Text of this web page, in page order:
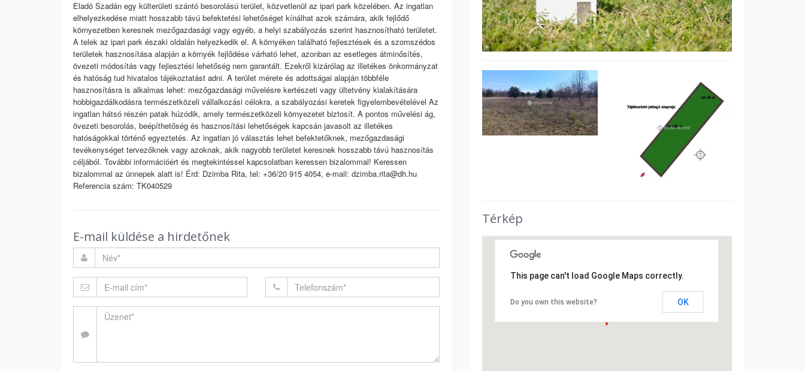
Eladó Szadán egy külterületi szántó besorolású terület, közvetlenül az ipari park közelében. Az ingatlan
elhelyezkedése miatt hosszabb távú befektetési lehetőséget kínálhat azok számára, akik fejlődő
környezetben keresnek mezőgazdasági vagy egyéb, a helyi szabályozás szerint hasznosítható területet.
A telek az ipari park északi oldalán helyezkedik el. A környéken található fejlesztések és a szomszédos
területek hasznosítása alapján a környék fejlődése várható lehet, azonban az esetleges átminősítés,
övezeti módosítás vagy fejlesztési lehetőség nem garantált. Ezekről kizárólag az illetékes önkormányzat
és hatóság tud hivatalos tájékoztatást adni. A terület mérete és adottságai alapján többféle
hasznosításra is alkalmas lehet: mezőgazdasági művelésre kertészeti vagy ültetvény kialakítására
hobbigazdálkodásra természetközeli vállalkozási célokra, a szabályozási keretek figyelembevételével Az
ingatlan hátsó részén patak húzódik, amely természetközeli környezetet biztosít. A pontos művelési ág,
övezeti besorolás, beépíthetőség és hasznosítási lehetőségek kapcsán javasolt az illetékes
hatóságokkal történő egyeztetés. Az ingatlan jó választás lehet befektetőknek, mezőgazdasági
tevékenységet tervezőknek vagy azoknak, akik nagyobb területet keresnek hosszabb távú hasznosítás
céljából. További információért és megtekintéssel kapcsolatban keressen bizalommal! Keressen
bizalommal az ünnepek alatt is! Érd: Dzimba Rita, tel: +36/20 915 4054, e-mail: dzimba.rita@dh.hu
Referencia szám: TK040529
E-mail küldése a hirdetőnek
Térkép
This page can't load Google Maps correctly.
Do you own this website? OK